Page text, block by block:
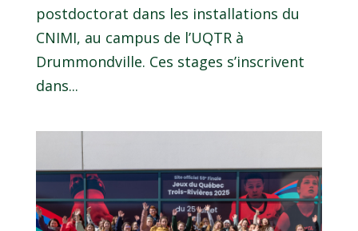
postdoctorat dans les installations du
CNIMI, au campus de l’UQTR à
Drummondville. Ces stages s’inscrivent
dans...